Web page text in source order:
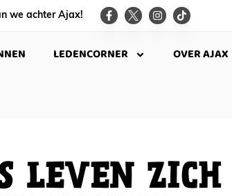
we achter Ajax!
LEDENCORNER OVER AJAX
LEVEN ZICH